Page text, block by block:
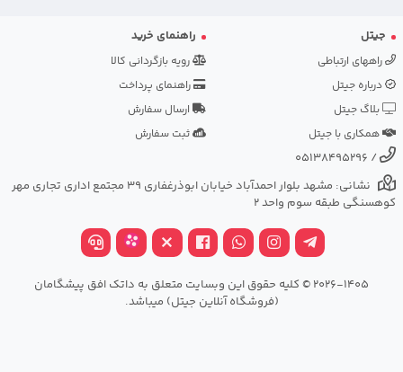
جیتل
راههای ارتباطی
درباره جیتل
بلاگ جیتل
همکاری با جیتل
راهنمای خرید
رویه بازگردانی کالا
راهنمای پرداخت
ارسال سفارش
ثبت سفارش
/
05138495296
نشانی: مشهد بلوار احمدآباد خیابان ابوذرغفاری 39 مجتمع اداری تجاری مهر
کوهسنگی طبقه سوم واحد 2
2026-1405 © کلیه حقوق این وبسایت متعلق به داتک افق پیشگامان
(فروشگاه آنلاین جیتل) میباشد.